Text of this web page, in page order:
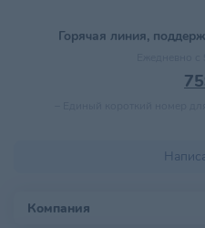
Горячая линия,
Компания